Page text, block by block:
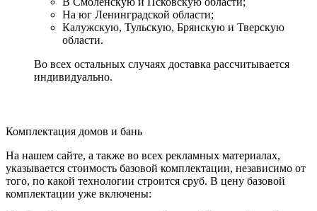
На юг Ленинградской области;
Калужскую, Тульскую, Брянскую и Тверскую
области.
Во всех остальных случаях доставка рассчитывается
индивидуально.
Комплектация домов и бань
На нашем сайте, а также во всех рекламных материалах,
указывается стоимость базовой комплектации, независимо от
того, по какой технологии строится сруб. В цену базовой
комплектации уже включены: